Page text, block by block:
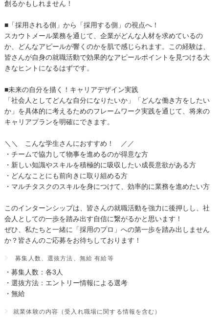
創るかもしれません！
■「採用される側」から「採用する側」の視点へ！
スカウトメール業務を通じて、企業がどんな人材を求めているの
か、どんなアピールが響くのかを肌で感じられます。この経験は、
皆さんが自身の就職活動で効果的なアピールポイントを見つける大
きなヒントになるはずです。
■未来の自分を描く！キャリアデザイン実践
「社会人としてどんな自分になりたいか」「どんな働き方をしたい
か」を具体的に考えるためのフレームワーク実践を通じて、将来の
キャリアプランを明確にできます。
＼＼ こんな学生さんにおすすめ！ ／／
・チームで協力して物事を進めるのが得意な方
・新しい知識やスキルを積極的に吸収したい成長意欲がある方
・どんなことにも前向きに取り組める方
・マルチタスクのスキルを身につけて、効率的に業務を進めたい方
このインターンシップは、皆さんの就職活動を強力に後押しし、社
会人としての一歩を踏み出す自信に繋がるかと思います！
ぜひ、私たちと一緒に「採用のプロ」への第一歩を踏み出しません
か？皆さんのご応募をお待ちしております！
募集人数、選抜方法、無給 有給等
・募集人数：各3人
・選抜方法：エントリー情報による選考
・無給
就業体験の内容（受入れ職場に関する情報を含む）